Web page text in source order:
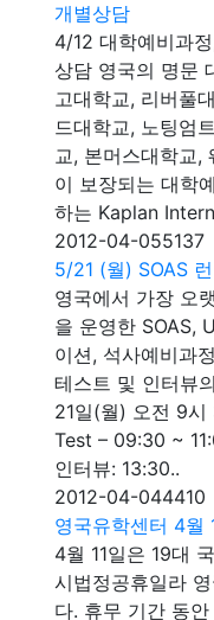
개별상담
4/12 대학예비과
상담 영국의 명문
고대학교, 리버풀
드대학교, 노팅엄
교, 본머스대학교,
이 보장되는 대학
하는 Kaplan
2012-04-055137
5/21 (월) SOAS
영국에서 가장 오
을 운영한 SOAS,
이션, 석사예비과
테스트 및 인터뷰
21일(월) 오전 9
Test – 09:30 ~
인터뷰: 13:30..
2012-04-044410
영국유학센터 4월
4월 11일은 19대
시법정공휴일라
다. 휴무 기간 동